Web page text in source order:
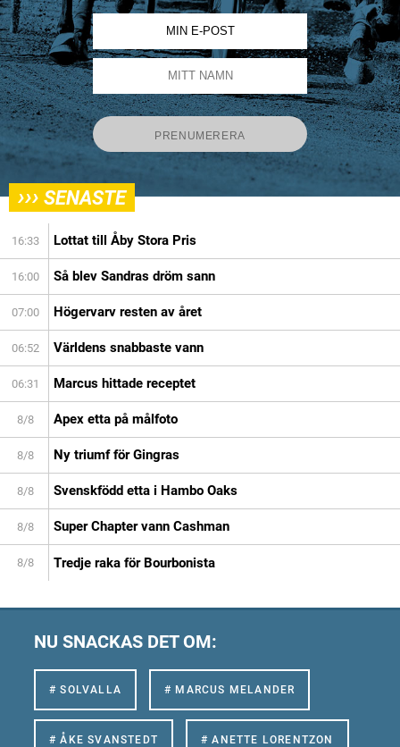
››› SENASTE
16:33 Lottat till Åby Stora Pris
16:00 Så blev Sandras dröm sann
07:00 Högervarv resten av året
06:52 Världens snabbaste vann
06:31 Marcus hittade receptet
8/8 Apex etta på målfoto
8/8 Ny triumf för Gingras
8/8 Svenskfödd etta i Hambo Oaks
8/8 Super Chapter vann Cashman
8/8 Tredje raka för Bourbonista
NU SNACKAS DET OM:
# SOLVALLA # MARCUS MELANDER
# ÅKE SVANSTEDT # ANETTE LORENTZON